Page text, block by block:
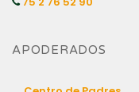
APODERADOS